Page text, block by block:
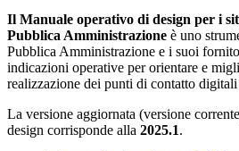
Il Manuale operativo di design per i
Pubblica Amministrazione è uno
Pubblica Amministrazione e i suoi
indicazioni operative per orientare e
realizzazione dei punti di contatto
La versione aggiornata (versione
design corrisponde alla 2025.1.